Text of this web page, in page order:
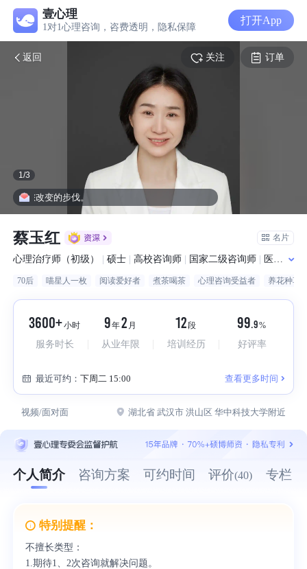
壹心理
1对1心理咨询，咨费透明，隐私保障
打开App
返回 关注 订单
1 /3
您改变的步伐。
蔡玉红 名片
心理治疗师（初级） |硕士 |高校咨询师 | 国家二级咨询师 | 医院从业经历
70后 喵星人一枚 阅读爱好者 煮茶喝茶 心理咨询受益者 养花种草
3600+小时
服务时长
9年2 月
从业年限
12段
培训经历
99.9%
好评率
最近可约：下周二 15:00 查看更多时间
视频/面对面 湖北省 武汉市 洪山区 华中科技大学附近
个人简介 咨询方案 可约时间 评价(40) 专栏
特别提醒：
不擅长类型：
1.期待1、2次咨询就解决问题。